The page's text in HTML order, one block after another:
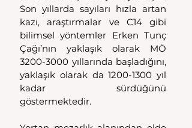
Son yıllarda sayıları hızla artan
kazı, araştırmalar ve C14 gibi
bilimsel yöntemler Erken Tunç
Çağı’nın yaklaşık olarak MÖ
3200-3000 yıllarında başladığını,
yaklaşık olarak da 1200-1300 yıl
kadar sürdüğünü
göstermektedir.